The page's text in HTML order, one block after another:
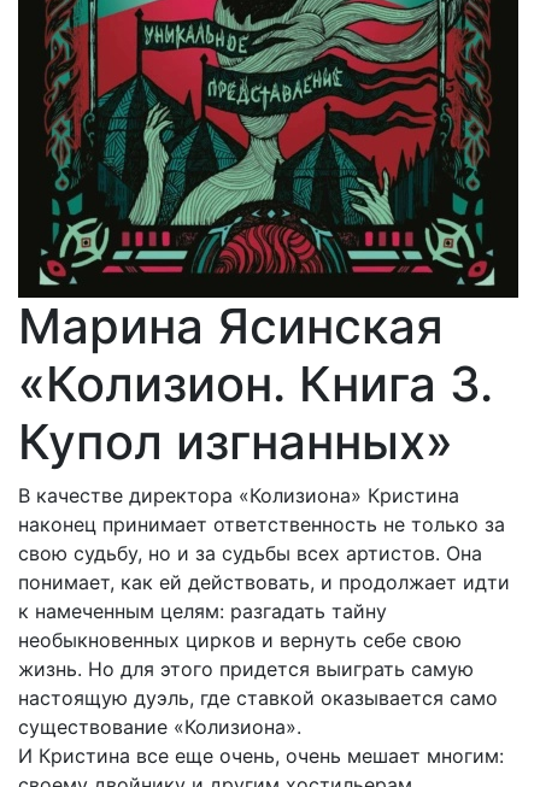
Марина Ясинская
«Колизион. Книга 3.
Купол изгнанных»
В качестве директора «Колизиона» Кристина
наконец принимает ответственность не только за
свою судьбу, но и за судьбы всех артистов. Она
понимает, как ей действовать, и продолжает идти
к намеченным целям: разгадать тайну
необыкновенных цирков и вернуть себе свою
жизнь. Но для этого придется выиграть самую
настоящую дуэль, где ставкой оказывается само
существование «Колизиона».
И Кристина все еще очень, очень мешает многим: